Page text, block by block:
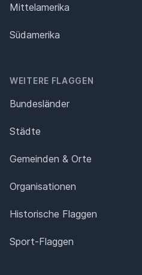
Mittelamerika
Südamerika
WEITERE FLAGGEN
Bundesländer
Städte
Gemeinden & Orte
Organisationen
Historische Flaggen
Sport-Flaggen